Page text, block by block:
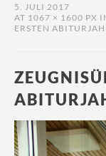
5. JULI 2017
AT 1067 × 1600 PX
ERSTEN